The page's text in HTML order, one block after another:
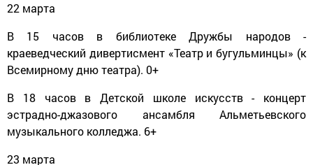
22 марта
В 15 часов в библиотеке Дружбы народов -
краеведческий дивертисмент «Театр и бугульминцы» (к
Всемирному дню театра). 0+
В 18 часов в Детской школе искусств - концерт
эстрадно-джазового ансамбля Альметьевского
музыкального колледжа. 6+
23 марта